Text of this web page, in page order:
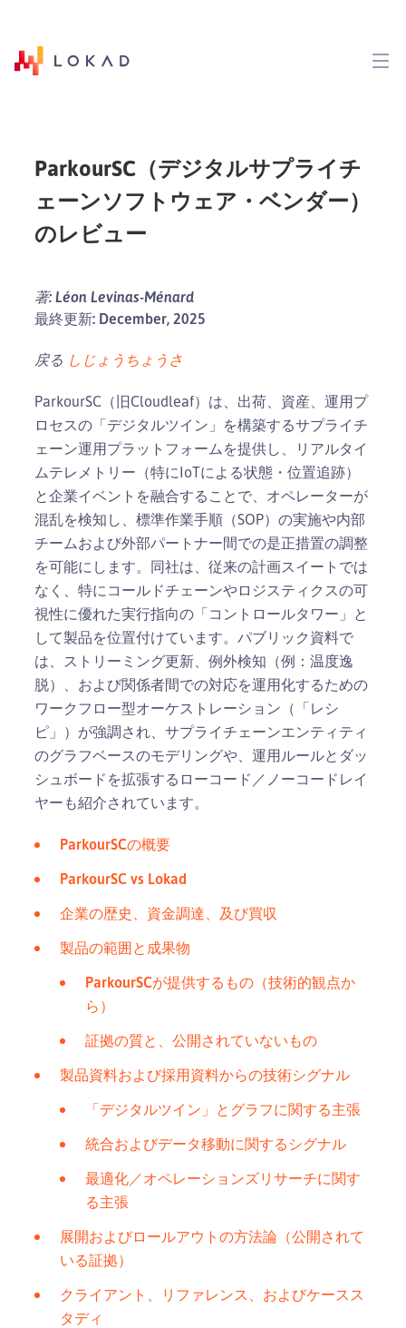
ParkourSC（デジタルサプライチ
ェーンソフトウェア・ベンダー）
のレビュー
著: Léon Levinas-Ménard
最終更新: December, 2025
戻る しじょうちょうさ
ParkourSC（旧Cloudleaf）は、出荷、資産、運用プ
ロセスの「デジタルツイン」を構築するサプライチ
ェーン運用プラットフォームを提供し、リアルタイ
ムテレメトリー（特にIoTによる状態・位置追跡）
と企業イベントを融合することで、オペレーターが
混乱を検知し、標準作業手順（SOP）の実施や内部
チームおよび外部パートナー間での是正措置の調整
を可能にします。同社は、従来の計画スイートでは
なく、特にコールドチェーンやロジスティクスの可
視性に優れた実行指向の「コントロールタワー」と
して製品を位置付けています。パブリック資料で
は、ストリーミング更新、例外検知（例：温度逸
脱）、および関係者間での対応を運用化するための
ワークフロー型オーケストレーション（「レシ
ピ」）が強調され、サプライチェーンエンティティ
のグラフベースのモデリングや、運用ルールとダッ
シュボードを拡張するローコード／ノーコードレイ
ヤーも紹介されています。
ParkourSCの概要
ParkourSC vs Lokad
企業の歴史、資金調達、及び買収
製品の範囲と成果物
ParkourSCが提供するもの（技術的観点か
ら）
証拠の質と、公開されていないもの
製品資料および採用資料からの技術シグナル
「デジタルツイン」とグラフに関する主張
統合およびデータ移動に関するシグナル
最適化／オペレーションズリサーチに関す
る主張
展開およびロールアウトの方法論（公開されて
いる証拠）
クライアント、リファレンス、およびケースス
タディ